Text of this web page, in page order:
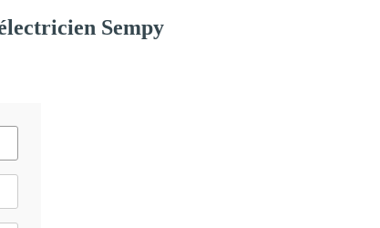
Sempy